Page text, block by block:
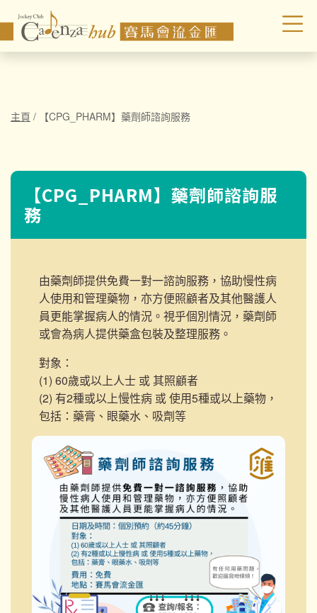
主頁 / 【CPG_PHARM】藥劑師諮詢服務
【CPG_PHARM】藥劑師諮詢服
務
由藥劑師提供免費一對一諮詢服務 ，協助慢性病
人使用和管理藥物，亦方便照顧者及其他醫護人
員更能掌握病人的情況。 視乎個別情況，藥劑師
或會為病人提供藥盒包裝及整理服務。
對象：
(1) 60歲或以上人士 或 其照顧者
(2) 有2種或以上慢性病 或 使用5種或以上藥物，
包括：藥膏、眼藥水、吸劑等